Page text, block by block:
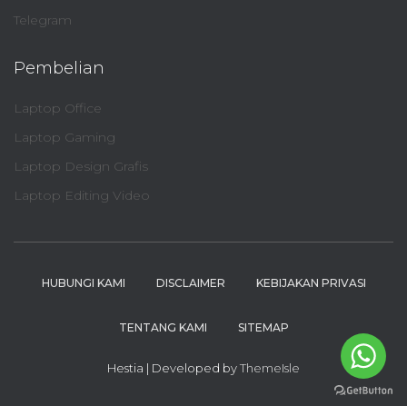
Telegram
Pembelian
Laptop Office
Laptop Gaming
Laptop Design Grafis
Laptop Editing Video
HUBUNGI KAMI DISCLAIMER KEBIJAKAN PRIVASI
TENTANG KAMI SITEMAP
Hestia | Developed byThemeIsle